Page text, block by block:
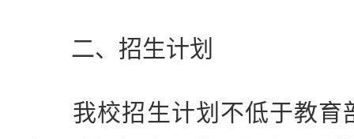
二、招生计划
我校招生计划不低于教育